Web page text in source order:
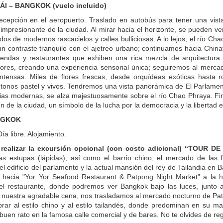
– BANGKOK (vuelo incluido)
en el aeropuerto. Traslado en autobús para tener una
de la ciudad. Al mirar hacia el horizonte, se pueden
de modernos rascacielos y calles bulliciosas. A lo lejos, el río
contraste tranquilo con el ajetreo urbano; continuamos hacia
y restaurantes que exhiben una rica mezcla de
creando una experiencia sensorial única; seguiremos al
Miles de flores frescas, desde orquídeas exóticas
pastel y vivos. Tendremos una vista panorámica de El
modernas, se alza majestuosamente sobre el río Chao Phraya.
de la ciudad, un símbolo de la lucha por la democracia y la libertad
libre. Alojamiento.
la excursión opcional (con costo adicional) “TOUR DE
estupas (lápidas), así como el barrio chino, el mercado de
edificio del parlamento y la actual mansión del rey de Tailandia en
hacia "Yor Yor Seafood Restaurant & Patpong Night Market" a
restaurante, donde podremos ver Bangkok bajo las luces,
agradable cena, nos trasladamos al mercado nocturno de
al estilo chino y al estilo tailandés, donde predominan en su
rato en la famosa calle comercial y de bares. No te olvides de